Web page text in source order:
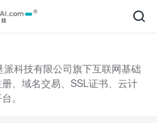

科技有限公司旗下互联网基础
、域名交易、SSL证书、云计
。